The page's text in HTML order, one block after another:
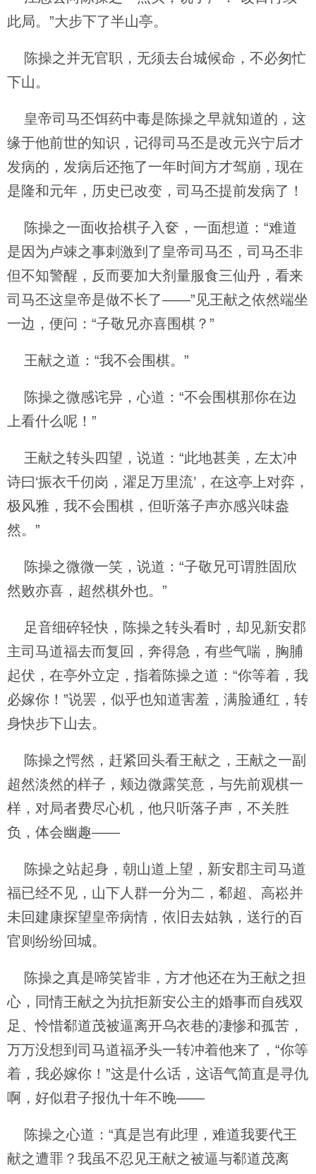
此局。”大步下了半山亭。
陈操之并无官职，无须去台城候命，不必匆忙
下山。
皇帝司马丕饵药中毒是陈操之早就知道的，这
缘于他前世的知识，记得司马丕是改元兴宁后才
发病的，发病后还拖了一年时间方才驾崩，现在
是隆和元年，历史已改变，司马丕提前发病了！
陈操之一面收拾棋子入奁，一面想道：“难道
是因为卢竦之事刺激到了皇帝司马丕，司马丕非
但不知警醒，反而要加大剂量服食三仙丹，看来
司马丕这皇帝是做不长了——”见王献之依然端坐
一边，便问：“子敬兄亦喜围棋？”
王献之道：“我不会围棋。”
陈操之微感诧异，心道：“不会围棋那你在边
上看什么呢！”
王献之转头四望，说道：“此地甚美，左太冲
诗曰‘振衣千仞岗，濯足万里流’，在这亭上对弈，
极风雅，我不会围棋，但听落子声亦感兴味盎
然。”
陈操之微微一笑，说道：“子敬兄可谓胜固欣
然败亦喜，超然棋外也。”
足音细碎轻快，陈操之转头看时，却见新安郡
主司马道福去而复回，奔得急，有些气喘，胸脯
起伏，在亭外立定，指着陈操之道：“你等着，我
必嫁你！”说罢，似乎也知道害羞，满脸通红，转
身快步下山去。
陈操之愕然，赶紧回头看王献之，王献之一副
超然淡然的样子，颊边微露笑意，与先前观棋一
样，对局者费尽心机，他只听落子声，不关胜
负，体会幽趣——
陈操之站起身，朝山道上望，新安郡主司马道
福已经不见，山下人群一分为二，郗超、高崧并
未回建康探望皇帝病情，依旧去姑孰，送行的百
官则纷纷回城。
陈操之真是啼笑皆非，方才他还在为王献之担
心，同情王献之为抗拒新安公主的婚事而自残双
足、怜惜郗道茂被逼离开乌衣巷的凄惨和孤苦，
万万没想到司马道福矛头一转冲着他来了，“你等
着，我必嫁你！”这是什么话，这语气简直是寻仇
啊，好似君子报仇十年不晚——
陈操之心道：“真是岂有此理，难道我要代王
献之遭罪？我虽不忍见王献之被逼与郗道茂离